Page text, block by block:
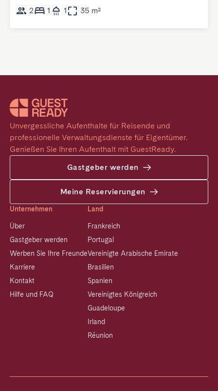
2
1 1 35 m²
Unvergessliche Aufenthalte für Reisende und
professionelle Verwaltungsdienste für Eigentümer.
Genießen Sie Ihren Aufenthalt mit GuestReady.
Gastgeber werden
Meine Reservierungen
Unternehmen
Über
Gastgeber werden
Werben Sie Ihre Freunde
Karriere
Kontakt
Hilfe und FAQ
Land
Frankreich
Portugal
Vereinigte Arabische Emirate
Brasilien
Spanien
Vereinigtes Königreich
Guadeloupe
Irland
Réunion